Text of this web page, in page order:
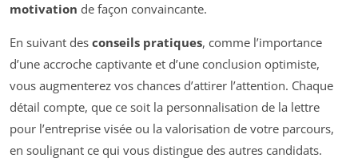
motivation de façon convaincante.
En suivant des conseils pratiques, comme l’importance
d’une accroche captivante et d’une conclusion optimiste,
vous augmenterez vos chances d’attirer l’attention. Chaque
détail compte, que ce soit la personnalisation de la lettre
pour l’entreprise visée ou la valorisation de votre parcours,
en soulignant ce qui vous distingue des autres candidats.